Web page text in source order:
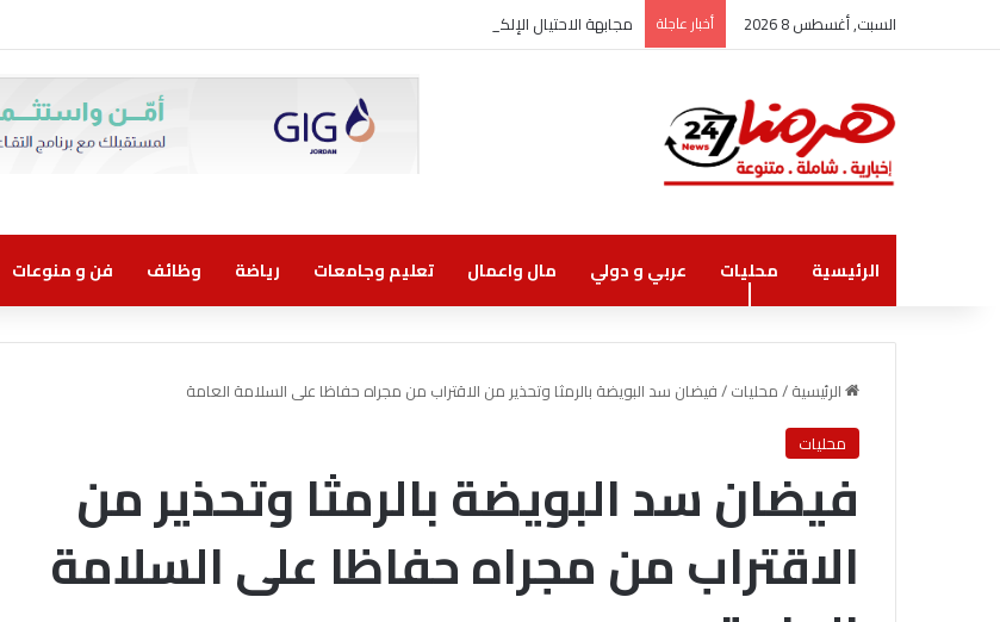
السبت, أغسطس 8 2026 أخبار عاجلة مجابهة الاحتيال الإلكتروني مسؤولية مشتركة
الرئيسية محليات عربي و دولي مال واعمال تعليم وجامعات رياضة وظائف فن و منوعات
الرئيسية/محليات/فيضان سد البويضة بالرمثا وتحذير من الاقتراب من مجراه حفاظا على السلامة العامة
محليات
فيضان سد البويضة بالرمثا وتحذير من
الاقتراب من مجراه حفاظا على السلامة